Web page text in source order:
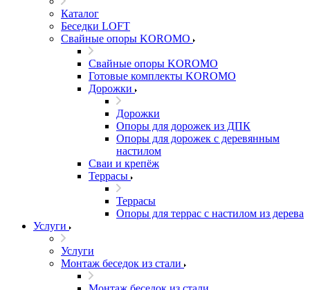
Каталог
Беседки LOFT
Свайные опоры KOROMO
Свайные опоры KOROMO
Готовые комплекты KOROMO
Дорожки
Дорожки
Опоры для дорожек из ДПК
Опоры для дорожек с деревянным
настилом
Сваи и крепёж
Террасы
Террасы
Опоры для террас с настилом из дерева
Услуги
Услуги
Монтаж беседок из стали